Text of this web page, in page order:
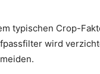
typischen Crop-
wird